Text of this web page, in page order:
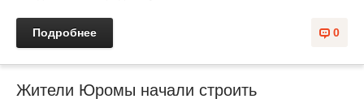
0
Подробнее
Жители Юромы начали строить